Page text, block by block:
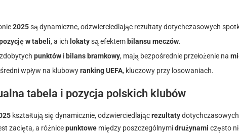
2025są dynamiczne, odzwierciedlając rezultaty dotychczasowych
w tabeli, a ich lokatysą efektem bilansu meczów.
punktów i bilans bramkowy, mają bezpośrednie przełożenie na
wpływ na klubowyranking UEFA, kluczowy przy losowaniach.
tabela i pozycja polskich klubów
kształtują się dynamicznie, odzwierciedlającrezultatydotychczasowych
zacięta, a różnicepunktowe między poszczególnymidrużynami często